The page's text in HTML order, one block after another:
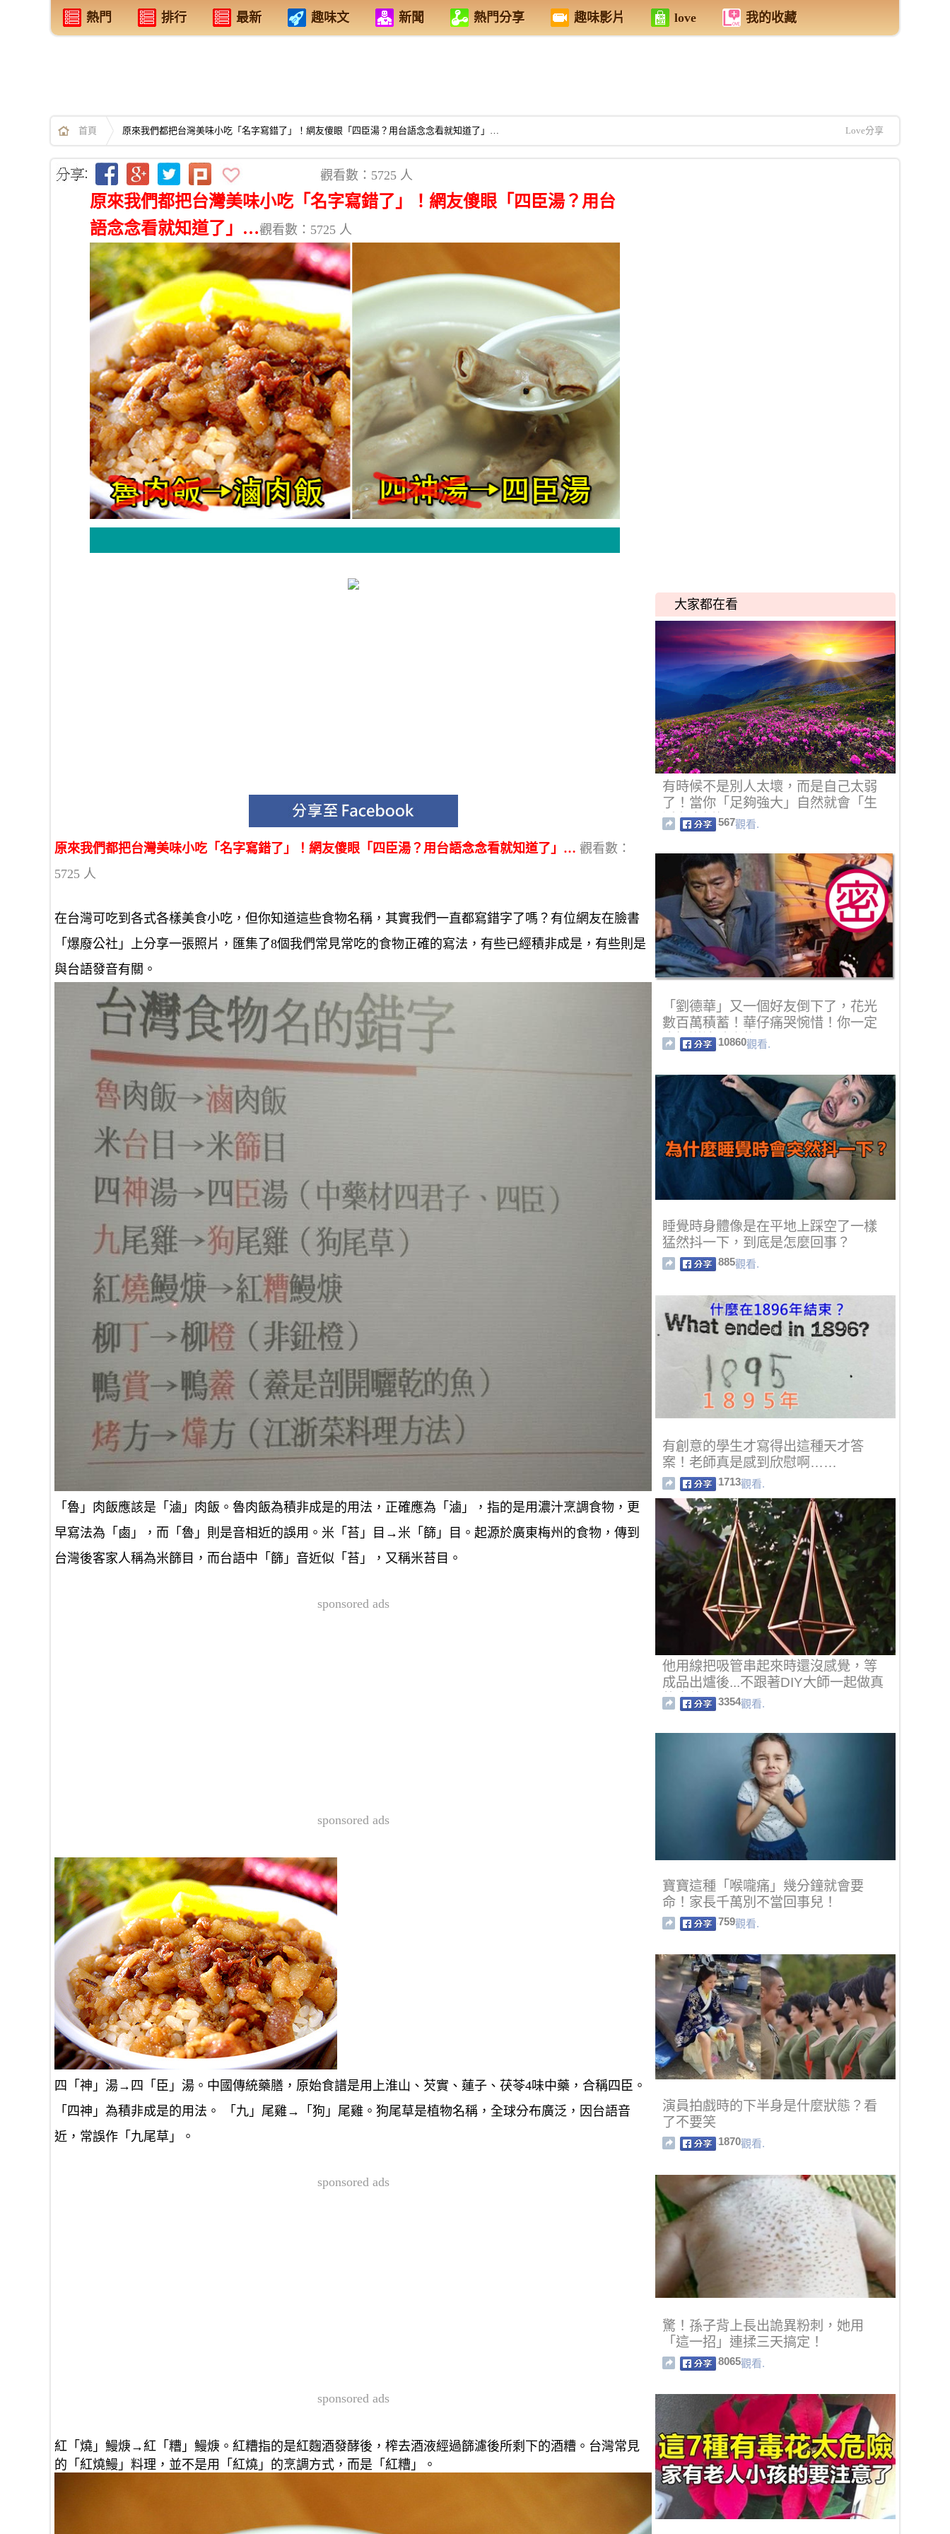
熱門 排行 最新 趣味文 新聞 熱門分享 趣味影片 love 我的收藏
首頁 原來我們都把台灣美味小吃「名字寫錯了」！網友傻眼「四臣湯？用台語念念看就知道了」… Love分享
觀看數：5725 人
原來我們都把台灣美味小吃「名字寫錯了」！網友傻眼「四臣湯？用台
語念念看就知道了」…觀看數：5725 人
原來我們都把台灣美味小吃「名字寫錯了」！網友傻眼「四臣湯？用台語念念看就知道了」… 觀看數：
5725 人
在台灣可吃到各式各樣美食小吃，但你知道這些食物名稱，其實我們一直都寫錯字了嗎？有位網友在臉書
「爆廢公社」上分享一張照片，匯集了8個我們常見常吃的食物正確的寫法，有些已經積非成是，有些則是
與台語發音有關。
「魯」肉飯應該是「滷」肉飯。魯肉飯為積非成是的用法，正確應為「滷」，指的是用濃汁烹調食物，更
早寫法為「鹵」，而「魯」則是音相近的誤用。米「苔」目→米「篩」目。 起源於廣東梅州的食物，傳到
台灣後客家人稱為米篩目，而台語中「篩」音近似「苔」，又稱米苔目。
sponsored ads
sponsored ads
四「神」湯→四「臣」湯。中國傳統藥膳，原始食譜是用上淮山、芡實、蓮子、茯苓4味中藥，合稱四臣。
「四神」為積非成是的用法。 「九」尾雞→「狗」尾雞。狗尾草是植物名稱，全球分布廣泛，因台語音
近，常誤作「九尾草」。
sponsored ads
sponsored ads
紅「燒」鰻焿→紅「糟」鰻焿。紅糟指的是紅麴酒發酵後，榨去酒液經過篩濾後所剩下的酒糟。台灣常見
的「紅燒鰻」料理，並不是用「紅燒」的烹調方式，而是「紅糟」。
大家都在看
有時候不是別人太壞，而是自己太弱
了！當你「足夠強大」自然就會「生
活在童話裡」
567觀看.
「劉德華」又一個好友倒下了，花光
數百萬積蓄！華仔痛哭惋惜！你一定
也知道這號人物！
10860觀看.
睡覺時身體像是在平地上踩空了一樣
猛然抖一下，到底是怎麼回事？
885觀看.
有創意的學生才寫得出這種天才答
案！老師真是感到欣慰啊……
1713觀看.
他用線把吸管串起來時還沒感覺，等
成品出爐後...不跟著DIY大師一起做真
的太傻了！3354觀看.
寶寶這種「喉嚨痛」幾分鐘就會要
命！家長千萬別不當回事兒！
759觀看.
演員拍戲時的下半身是什麼狀態？看
了不要笑
1870觀看.
驚！孫子背上長出詭異粉刺，她用
「這一招」連揉三天搞定！
8065觀看.